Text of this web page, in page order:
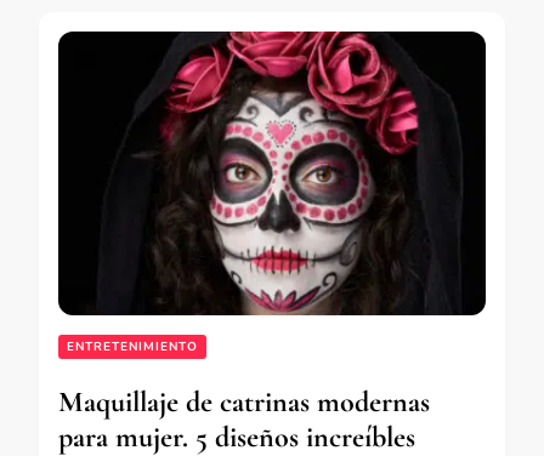
ENTRETENIMIENTO
Maquillaje de catrinas modernas
para mujer. 5 diseños increíbles